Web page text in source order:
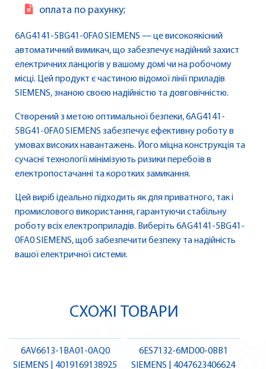
оплата по рахунку;
6AG4141-5BG41-0FA0 SIEMENS — це високоякісний
автоматичний вимикач, що забезпечує надійний захист
електричних ланцюгів у вашому домі чи на робочому
місці. Цей продукт є частиною відомої лінії приладів
SIEMENS, знаною своєю надійністю та довговічністю.
Створений з метою оптимальної безпеки, 6AG4141-
5BG41-0FA0 SIEMENS забезпечує ефективну роботу в
умовах високих навантажень. Його міцна конструкція та
сучасні технології мінімізують ризики перебоїв в
електропостачанні та коротких замикання.
Цей виріб ідеально підходить як для приватного, так і
промислового використання, гарантуючи стабільну
роботу всіх електроприладів. Виберіть 6AG4141-5BG41-
0FA0 SIEMENS, щоб забезпечити безпеку та надійність
вашої електричної системи.
СХОЖІ ТОВАРИ
6AV6613-1BA01-0AQ0
SIEMENS | 4019169138925
6ES7132-6MD00-0BB1
SIEMENS | 4047623406624